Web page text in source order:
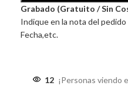
Grabado (Gratuito / Sin
Indique en la nota del
Fecha,etc.
12 ¡Personas viendo